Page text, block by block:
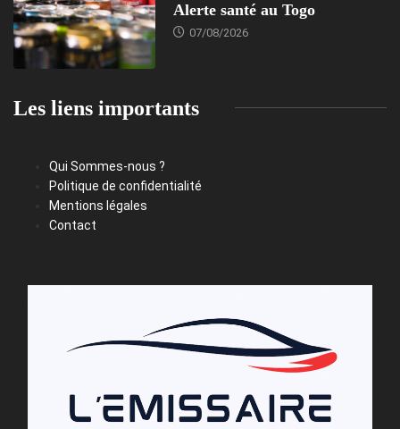
Alerte santé au Togo
07/08/2026
Les liens importants
Qui Sommes-nous ?
Politique de confidentialité
Mentions légales
Contact